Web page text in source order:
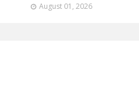
August 01, 2026